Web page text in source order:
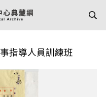
指導人員訓練班